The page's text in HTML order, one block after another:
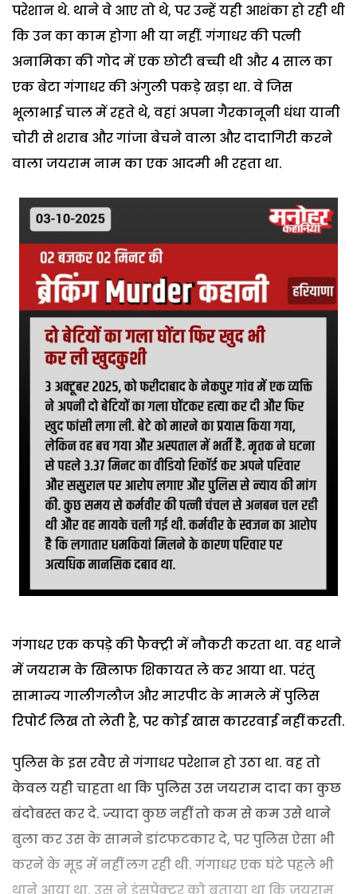
परेशान थे. थाने वे आए तो थे, पर उन्हें यही आशंका हो रही थी
कि उन का काम होगा भी या नहीं. गंगाधर की पत्नी
अनामिका की गोद में एक छोटी बच्ची थी और 4 साल का
एक बेटा गंगाधर की अंगुली पकड़े खड़ा था. वे जिस
भूलाभाई चाल में रहते थे, वहां अपना गैरकानूनी धंधा यानी
चोरी से शराब और गांजा बेचने वाला और दादागिरी करने
वाला जयराम नाम का एक आदमी भी रहता था.
गंगाधर एक कपड़े की फैक्ट्री में नौकरी करता था. वह थाने
में जयराम के खिलाफ शिकायत ले कर आया था. परंतु
सामान्य गालीगलौज और मारपीट के मामले में पुलिस
रिपोर्ट लिख तो लेती है, पर कोई खास काररवाई नहीं करती.
पुलिस के इस रवैए से गंगाधर परेशान हो उठा था. वह तो
केवल यही चाहता था कि पुलिस उस जयराम दादा का कुछ
बंदोबस्त कर दे. ज्यादा कुछ नहीं तो कम से कम उसे थाने
बुला कर उस के सामने डांटफटकार दे, पर पुलिस ऐसा भी
करने के मूड में नहीं लग रही थी. गंगाधर एक घंटे पहले भी
थाने आया था. उस ने इंसपेक्टर को बताया था कि जयराम